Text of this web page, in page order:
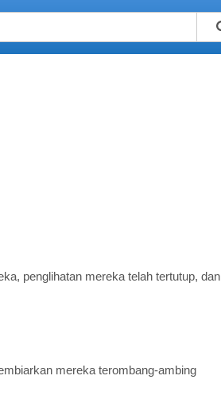
penglihatan mereka telah tertutup, dan
mereka terombang-ambing